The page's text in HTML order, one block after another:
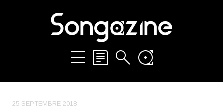
25 SEPTEMBRE 2018